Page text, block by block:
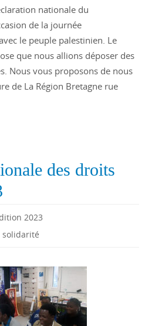
nationale du
de la journée
le peuple palestinien. Le
que nous allions déposer des
Nous vous proposons de nous
de La Région Bretagne rue
des droits
2023
solidarité